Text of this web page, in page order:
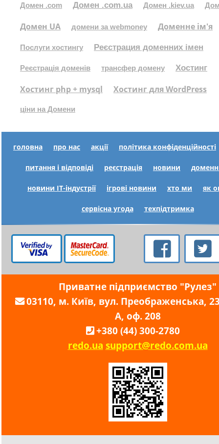
Домен .com Домен .com.ua Домен .kiev.ua
Домен UA домени за webmoney Доменне ім'я
Послуги хостингу Реєстрация доменних імен
Реєстрація доменів трансфер домену Хостинг
Хостинг php + mysql Хостинг для WordPress
ціни на Домени
головна про нас акції політика конфіденційності
питання і відповіді реєстрація новини
новини IT-індустрії ігрові новини хто ми як
сервісна угода техпідтримка
Приватне підприємство "Рулез"
03110, м. Київ, вул. Преображенська,
А, оф. 208
+380 (44) 300-2780
redo.ua support@redo.com.ua